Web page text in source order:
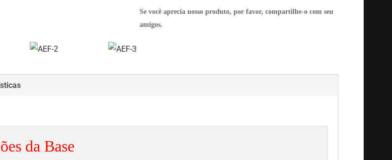
Se você aprecia nosso produto, por favor, compartilhe-o com seu
amigos.
da Base